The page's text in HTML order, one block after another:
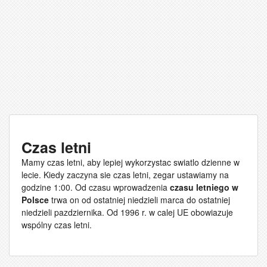
Czas letni
Mamy czas letni, aby lepiej wykorzystac swiatlo dzienne w
lecie. Kiedy zaczyna sie czas letni, zegar ustawiamy na
godzine 1:00. Od czasu wprowadzenia czasu letniego w
Polsce trwa on od ostatniej niedzieli marca do ostatniej
niedzieli pazdziernika. Od 1996 r. w calej UE obowiazuje
wspólny czas letni.